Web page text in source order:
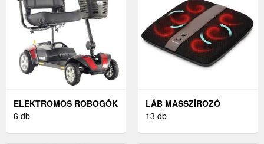
ELEKTROMOS ROBOGÓK
6 db
LÁB MASSZÍROZÓ
13 db